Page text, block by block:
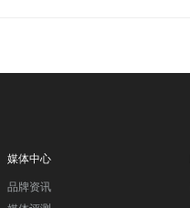
媒体中心
品牌资讯